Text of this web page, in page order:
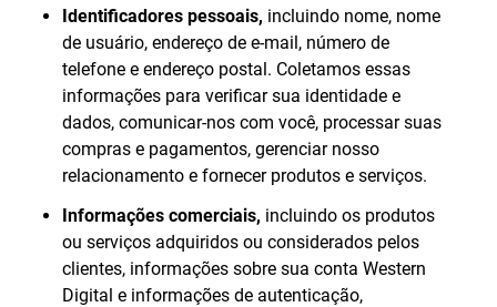
Identificadores pessoais, incluindo nome, nome
de usuário, endereço de e-mail, número de
telefone e endereço postal. Coletamos essas
informações para verificar sua identidade e
dados, comunicar-nos com você, processar suas
compras e pagamentos, gerenciar nosso
relacionamento e fornecer produtos e serviços.
Informações comerciais, incluindo os produtos
ou serviços adquiridos ou considerados pelos
clientes, informações sobre sua conta Western
Digital e informações de autenticação,